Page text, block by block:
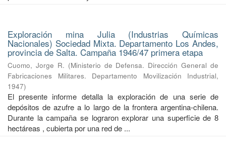
Exploración mina Julia (Industrias Químicas
Nacionales) Sociedad Mixta. Departamento Los Andes,
provincia de Salta. Campaña 1946/47 primera etapa
Cuomo, Jorge R. (Ministerio de Defensa. Dirección General de
Fabricaciones Militares. Departamento Movilización Industrial,
1947)
El presente informe detalla la exploración de una serie de
depósitos de azufre a lo largo de la frontera argentina-chilena.
Durante la campaña se lograron explorar una superficie de 8
hectáreas , cubierta por una red de ...